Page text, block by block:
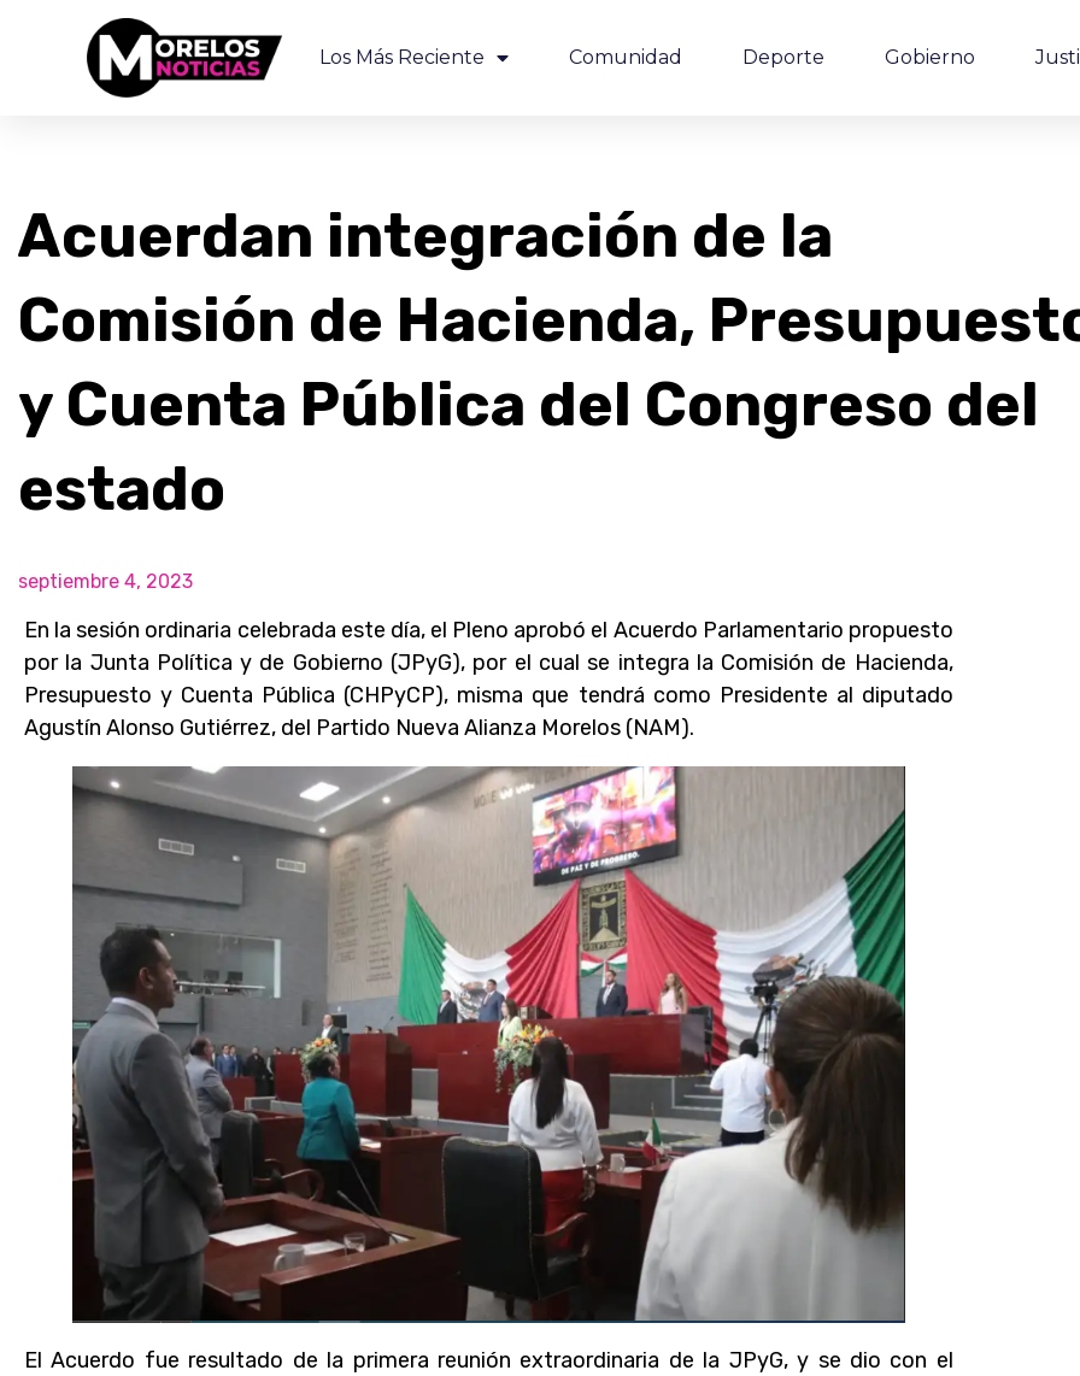
Los Más Reciente Comunidad Deporte Gobierno
Acuerdan integración de la
Comisión de Hacienda,
y Cuenta Pública del Congreso del
estado
septiembre 4, 2023
En la sesión ordinaria celebrada este día, el Pleno aprobó el Acuerdo Parlamentario propuesto
por la Junta Política y de Gobierno (JPyG), por el cual se integra la Comisión de Hacienda,
Presupuesto y Cuenta Pública (CHPyCP), misma que tendrá como Presidente al diputado
Agustín Alonso Gutiérrez, del Partido Nueva Alianza Morelos (NAM).
El Acuerdo fue resultado de la primera reunión extraordinaria de la JPyG, y se dio con el